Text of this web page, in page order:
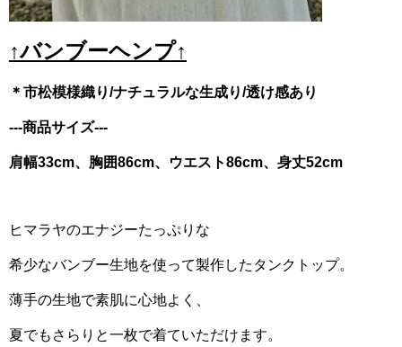
↑バンブーヘンプ↑
＊市松模様織り/ナチュラルな生成り/透け感あり
---商品サイズ---
肩幅33cm、胸囲86cm、ウエスト86cm、身丈52cm
ヒマラヤのエナジーたっぷりな
希少なバンブー生地を使って製作したタンクトップ。
薄手の生地で素肌に心地よく、
夏でもさらりと一枚で着ていただけます。